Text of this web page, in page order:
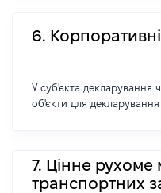
6.
У суб'єкта декларування
об'єкти для декларування
7. Цінне рухоме
транспортних